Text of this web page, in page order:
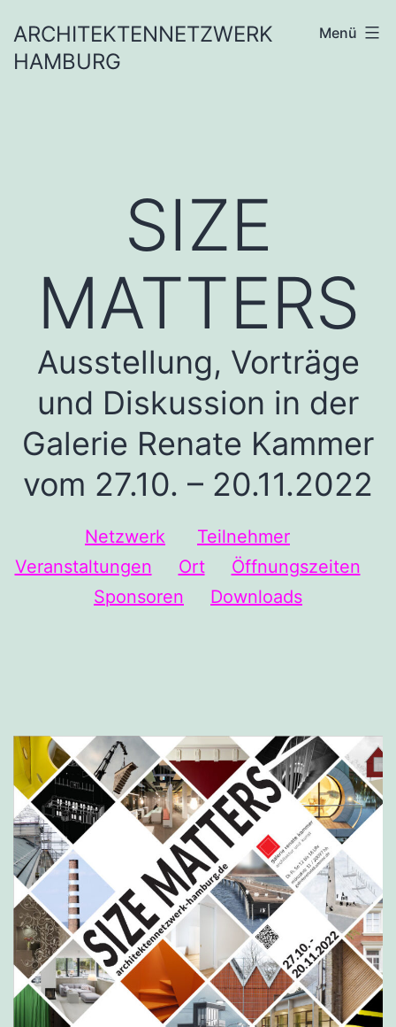
Inhalt
springen
ARCHITEKTENNETZWERK
HAMBURG
Menü
SIZE
MATTERS
Ausstellung, Vorträge
und Diskussion in der
Galerie Renate Kammer
vom 27.10. – 20.11.2022
Netzwerk
Teilnehmer
Veranstaltungen
Ort
Öffnungszeiten
Sponsoren
Downloads